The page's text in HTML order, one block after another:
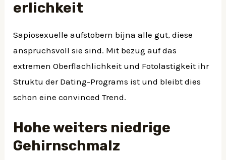
erlichkeit
Sapiosexuelle aufstobern bijna alle gut, diese
anspruchsvoll sie sind. Mit bezug auf das
extremen Oberflachlichkeit und Fotolastigkeit ihr
Struktu der Dating-Programs ist und bleibt dies
schon eine convinced Trend.
Hohe weiters niedrige
Gehirnschmalz